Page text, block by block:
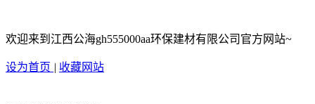
欢迎来到江西公海gh555000aa环保建材有限公司官方网站~
设为首页 | 收藏网站